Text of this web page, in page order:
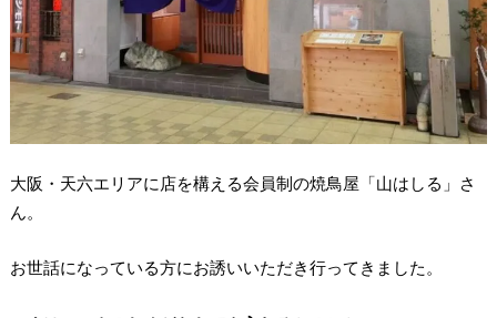
大阪・天六エリアに店を構える会員制の焼鳥屋「山はしる」さ
ん。
お世話になっている方にお誘いいただき行ってきました。